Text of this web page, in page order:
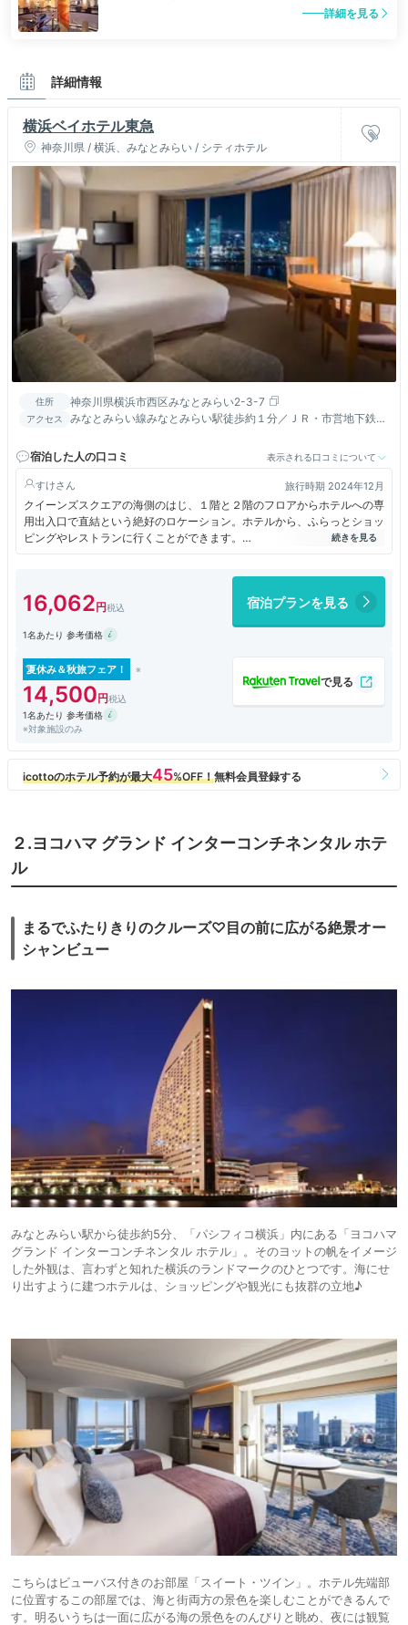
詳細を見る
詳細情報
横浜ベイホテル東急
神奈川県 / 横浜、みなとみらい / シティホテル
住所 神奈川県横浜市西区みなとみらい2-3-7
アクセス
みなとみらい線みなとみらい駅徒歩約１分／ＪＲ・市営地下鉄線
宿泊した人の口コミ
表示される口コミについて
すけ 旅行時期 2024年12月
クイーンズスクエアの海側のはじ、１階と２階のフロアからホテルへの専
用出入口で直結という絶好のロケーション。ホテルから、ふらっとショッ
ピングやレストランに行くことができます。
ホテル周辺には、クイーンズスクエアの他にも、ランドマークプラザ、マ
16,062 宿泊プランを見る
1名あたり 参考価格
夏休み＆秋旅フェア！
14,500
1名あたり 参考価格
※対象施設のみ
２.ヨコハマ グランド インターコンチネンタル ホテ
ル
まるでふたりきりのクルーズ♡目の前に広がる絶景オー
シャンビュー
みなとみらい駅から徒歩約5分、「パシフィコ横浜」内にある「ヨコハマ
グランド インターコンチネンタル ホテル」。そのヨットの帆をイメージ
した外観は、言わずと知れた横浜のランドマークのひとつです。海にせ
り出すように建つホテルは、ショッピングや観光にも抜群の立地♪
こちらはビューバス付きのお部屋「スイート・ツイン」。ホテル先端部
に位置するこの部屋では、海と街両方の景色を楽しむことができるんで
す。明るいうちは一面に広がる海の景色をのんびりと眺め、夜には観覧